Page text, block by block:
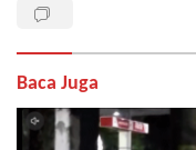
Baca Juga